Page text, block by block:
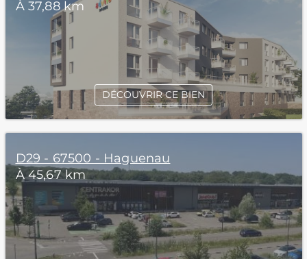
À 37,88 km
DÉCOUVRIR CE BIEN
D29 - 67500 - Haguenau
À 45,67 km